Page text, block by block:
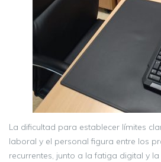
La dificultad para establecer límites
laboral y el personal figura entre los
recurrentes, junto a la fatiga digital y